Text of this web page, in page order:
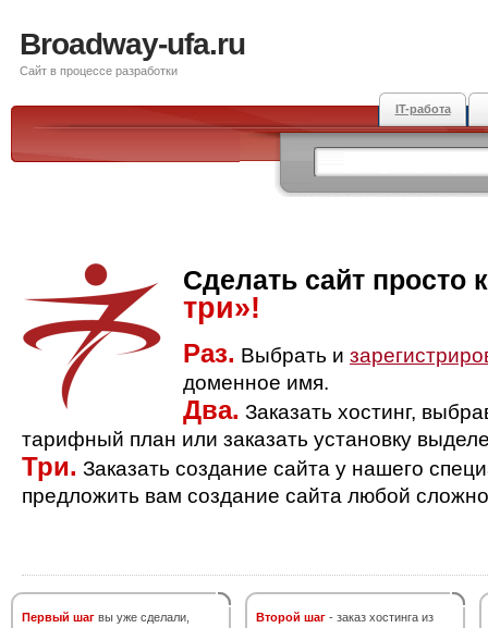
Broadway-ufa.ru
Сайт в процессе разработки
IT-работа
Сделать сайт просто
три»!
Раз. Выбрать и
доменное имя.
Два. Заказать хостинг,
тарифный план или заказать установку
Три. Заказать создание сайта у нашего
предложить вам создание сайта любой
Первый шаг вы уже сделали,
Второй шаг - заказ хостинга из